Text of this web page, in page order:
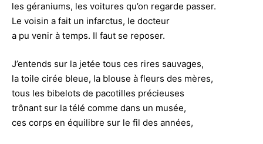
les géraniums, les voitures qu’on regarde passer.
Le voisin a fait un infarctus, le docteur
a pu venir à temps. Il faut se reposer.
J’entends sur la jetée tous ces rires sauvages,
la toile cirée bleue, la blouse à fleurs des mères,
tous les bibelots de pacotilles précieuses
trônant sur la télé comme dans un musée,
ces corps en équilibre sur le fil des années,